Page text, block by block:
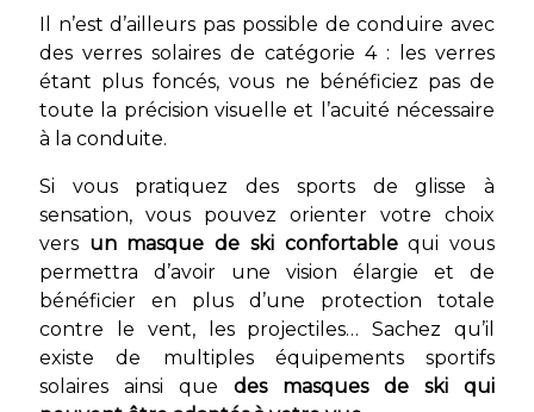
Il n’est d’ailleurs pas possible de conduire avec
des verres solaires de catégorie 4 : les verres
étant plus foncés, vous ne bénéficiez pas de
toute la précision visuelle et l’acuité nécessaire
à la conduite.
Si vous pratiquez des sports de glisse à
sensation, vous pouvez orienter votre choix
vers un masque de ski confortablequi vous
permettra d’avoir une vision élargie et de
bénéficier en plus d’une protection totale
contre le vent, les projectiles… Sachez qu’il
existe de multiples équipements sportifs
solaires ainsi que des masques de ski qui